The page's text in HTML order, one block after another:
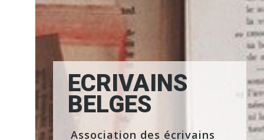
ECRIVAINS
BELGES
Association des écrivains